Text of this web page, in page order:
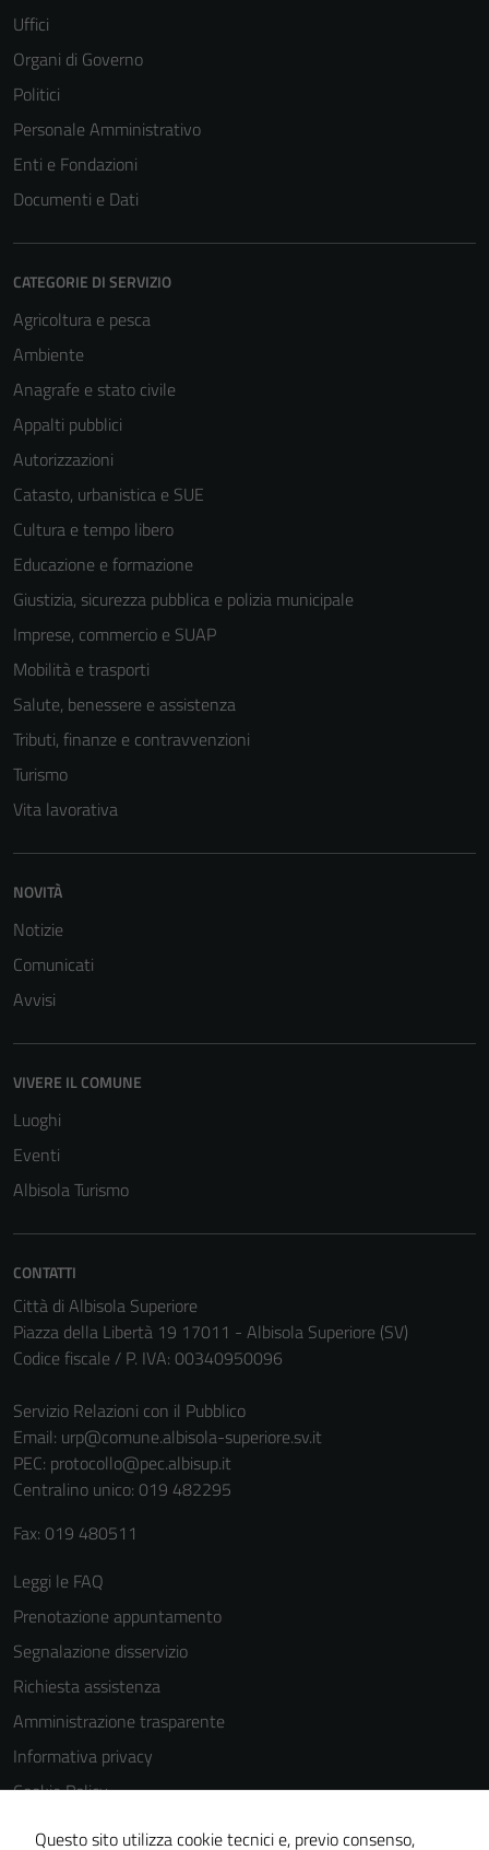
Uffici
Organi di Governo
Politici
Personale Amministrativo
Enti e Fondazioni
Documenti e Dati
CATEGORIE DI SERVIZIO
Agricoltura e pesca
Ambiente
Anagrafe e stato civile
Appalti pubblici
Autorizzazioni
Catasto, urbanistica e SUE
Cultura e tempo libero
Educazione e formazione
Giustizia, sicurezza pubblica e polizia municipale
Imprese, commercio e SUAP
Mobilità e trasporti
Salute, benessere e assistenza
Tributi, finanze e contravvenzioni
Turismo
Vita lavorativa
NOVITÀ
Notizie
Comunicati
Avvisi
VIVERE IL COMUNE
Luoghi
Eventi
Albisola Turismo
CONTATTI
Città di Albisola Superiore
Piazza della Libertà 19 17011 - Albisola Superiore (SV)
Codice fiscale / P. IVA: 00340950096
Servizio Relazioni con il Pubblico
Email: urp@comune.albisola-superiore.sv.it
PEC: protocollo@pec.albisup.it
Centralino unico: 019 482295
Fax: 019 480511
Leggi le FAQ
Prenotazione appuntamento
Segnalazione disservizio
Richiesta assistenza
Amministrazione trasparente
Informativa privacy
Cookie Policy
Note legali
Questo sito utilizza cookie tecnici e, previo consenso,
Questi cookie
informazioni